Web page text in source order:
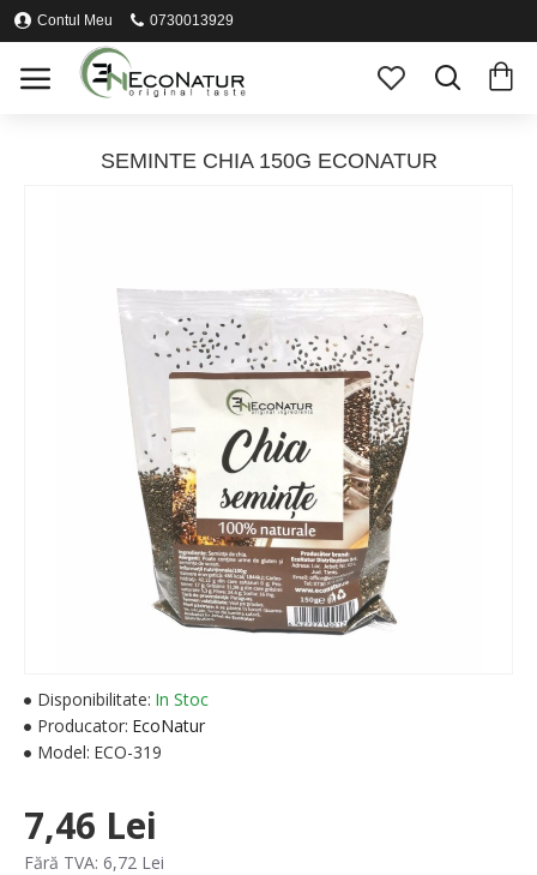
Contul Meu 0730013929
SEMINTE CHIA 150G ECONATUR
Disponibilitate: In Stoc
Producator: EcoNatur
Model: ECO-319
7,46 Lei
Fără TVA: 6,72 Lei